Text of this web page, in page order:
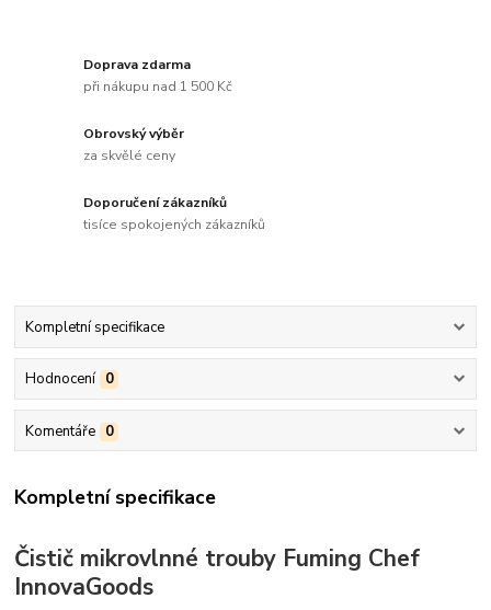
Doprava zdarma
při nákupu nad 1 500 Kč
Obrovský výběr
za skvělé ceny
Doporučení zákazníků
tisíce spokojených zákazníků
Kompletní specifikace
Hodnocení 0
Komentáře 0
Kompletní specifikace
Čistič mikrovlnné trouby Fuming Chef
InnovaGoods